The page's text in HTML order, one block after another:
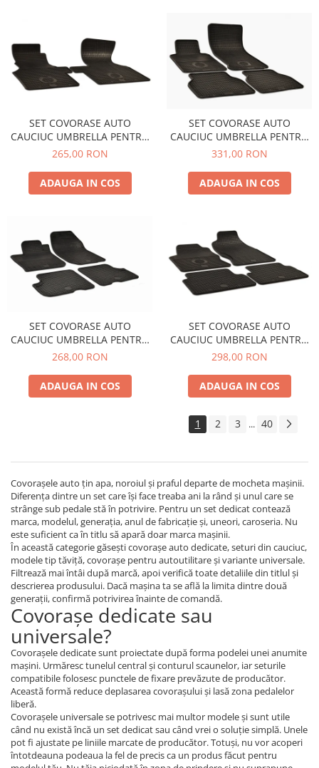
SET COVORASE AUTO
CAUCIUC UMBRELLA PENTRU
VW T4 (1990-2003) - 2 PCS
265,00 RON
ADAUGA IN COS
SET COVORASE AUTO
CAUCIUC UMBRELLA PENTRU
BMW 3er (E 46) (1998-2004)
331,00 RON
ADAUGA IN COS
SET COVORASE AUTO
CAUCIUC UMBRELLA PENTRU
DACIA LOGAN (2004-2012)
2012) DUSTER (2010-2018).
(2018-) MCV (2008-2012)
268,00 RON
ADAUGA IN COS
SET COVORASE AUTO
CAUCIUC UMBRELLA PENTRU
FORD FOCUS I (2001-2006)
298,00 RON
ADAUGA IN COS
1 2 3 ... 40
Covorașele auto țin apa, noroiul și praful departe de mocheta mașinii.
Diferența dintre un set care își face treaba ani la rând și unul care se
strânge sub pedale stă în potrivire. Pentru un set dedicat contează
marca, modelul, generația, anul de fabricație și, uneori, caroseria. Nu
este suficient ca în titlu să apară doar marca mașinii.
În această categorie găsești covorașe auto dedicate, seturi din cauciuc,
modele tip tăviță, covorașe pentru autoutilitare și variante universale.
Filtrează mai întâi după marcă, apoi verifică toate detaliile din titlul și
descrierea produsului. Dacă mașina ta se află la limita dintre două
generații, confirmă potrivirea înainte de comandă.
Covorașe dedicate sau
universale?
Covorașele dedicate sunt proiectate după forma podelei unei anumite
mașini. Urmăresc tunelul central și conturul scaunelor, iar seturile
compatibile folosesc punctele de fixare prevăzute de producător.
Această formă reduce deplasarea covorașului și lasă zona pedalelor
liberă.
Covorașele universale se potrivesc mai multor modele și sunt utile
când nu există încă un set dedicat sau când vrei o soluție simplă. Unele
pot fi ajustate pe liniile marcate de producător. Totuși, nu vor acoperi
întotdeauna podeaua la fel de precis ca un produs făcut pentru